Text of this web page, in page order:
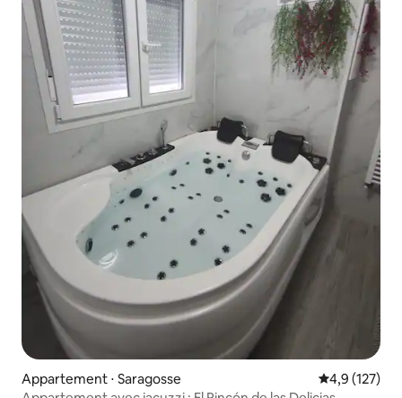
Appartement ⋅ Saragosse Évaluation
4,9 (127)